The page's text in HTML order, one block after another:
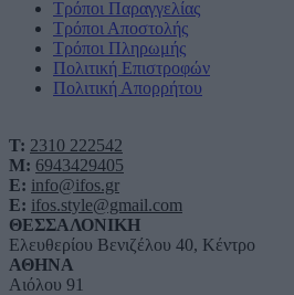
Τρόποι Παραγγελίας
Τρόποι Αποστολής
Τρόποι Πληρωμής
Πολιτική Επιστροφών
Πολιτική Απορρήτου
T: 2310 222542
M: 6943429405
E: info@ifos.gr
E: ifos.style@gmail.com
ΘΕΣΣΑΛΟΝΙΚΗ
Ελευθερίου Βενιζέλου 40, Κέντρο
ΑΘΗΝΑ
Αιόλου 91